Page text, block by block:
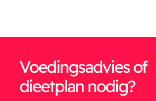
Voedingsadvies of
dieetplan nodig?